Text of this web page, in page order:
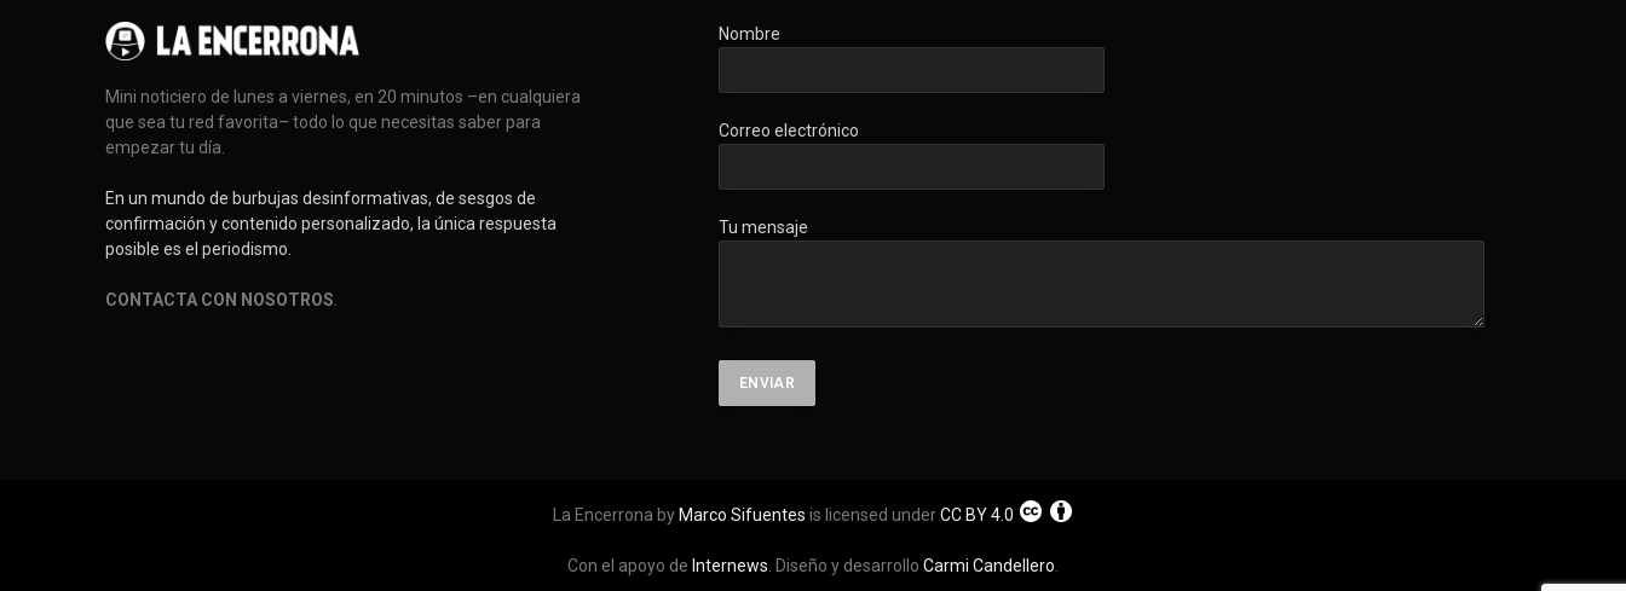
Mini noticiero de lunes a viernes, en 20 minutos –en cualquiera
que sea tu red favorita– todo lo que necesitas saber para
empezar tu día.
En un mundo de burbujas desinformativas, de sesgos de
confirmación y contenido personalizado, la única respuesta
posible es el periodismo.
CONTACTA CON NOSOTROS
Nombre
Correo electrónico
Tu mensaje
La Encerrona by Marco Sifuentes is licensed underCC BY 4.0
Con el apoyo de Internews . Diseño y desarrollo Carmi Candellero